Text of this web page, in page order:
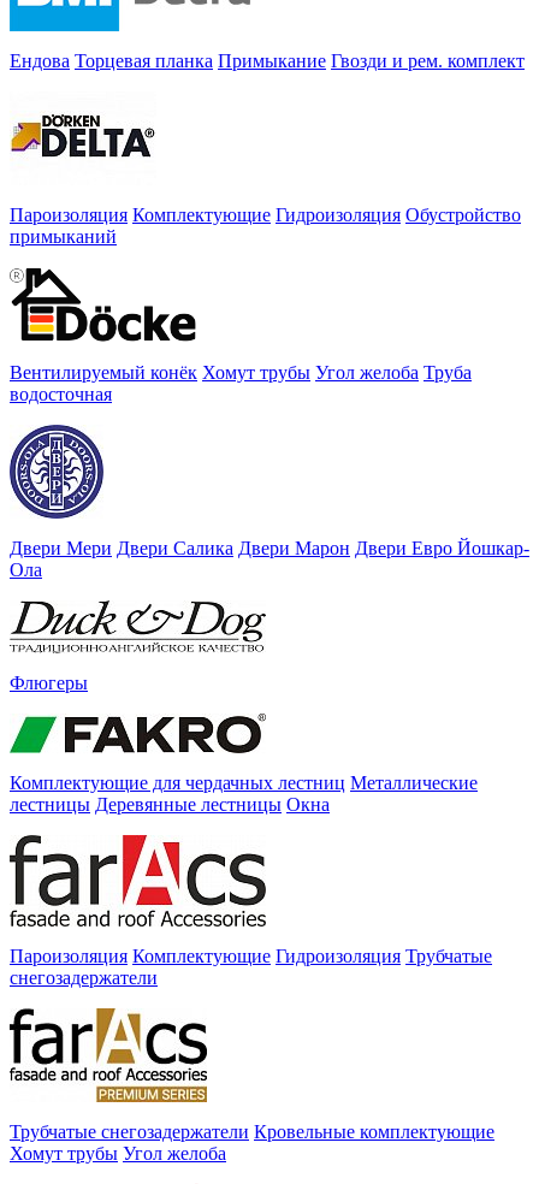
Ендова Торцевая планка Примыкание Гвозди и рем. комплект
Пароизоляция Комплектующие Гидроизоляция Обустройство
примыканий
Вентилируемый конёк Хомут трубы Угол желоба Труба
водосточная
Двери Мери Двери Салика Двери Марон Двери Евро Йошкар-
Ола
Флюгеры
Комплектующие для чердачных лестниц Металлические
лестницы Деревянные лестницы Окна
Пароизоляция Комплектующие Гидроизоляция Трубчатые
снегозадержатели
Трубчатые снегозадержатели Кровельные комплектующие
Хомут трубы Угол желоба